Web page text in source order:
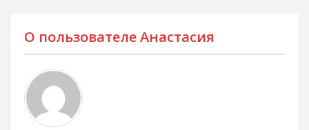
О пользователеАнастасия